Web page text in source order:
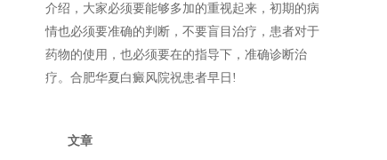
介绍，大家必须要能够多加的重视起来，初期的病
情也必须要准确的判断，不要盲目治疗，患者对于
药物的使用，也必须要在的指导下，准确诊断治
疗。合肥华夏白癜风院祝患者早日!
文章